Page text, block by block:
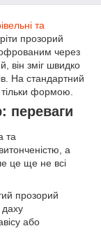
та
прозорий
через
він зміг швидко
На стандартний
формою.
переваги
та
а
це ще не всі
прозорий
або